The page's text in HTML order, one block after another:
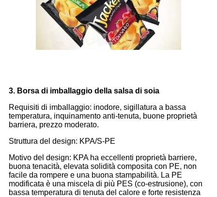
3. Borsa di imballaggio della salsa di soia
Requisiti di imballaggio: inodore, sigillatura a bassa
temperatura, inquinamento anti-tenuta, buone proprietà
barriera, prezzo moderato.
Struttura del design: KPA/S-PE
Motivo del design: KPA ha eccellenti proprietà barriere,
buona tenacità, elevata solidità composita con PE, non
facile da rompere e una buona stampabilità. La PE
modificata è una miscela di più PES (co-estrusione), con
bassa temperatura di tenuta del calore e forte resistenza